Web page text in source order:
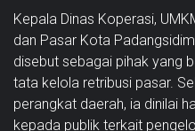
Kepala Dinas Koperasi,
dan Pasar Kota
disebut sebagai pihak yang
tata kelola retribusi pasar.
perangkat daerah, ia dinilai
kepada publik terkait